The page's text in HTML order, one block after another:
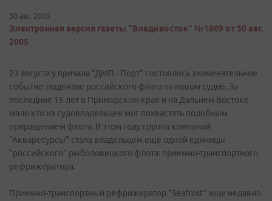
30 авг. 2005
Электронная версия газеты "Владивосток" №1809 от 30 авг.
2005
23 августа у причала "ДМП - Порт" состоялось знаменательное
событие: поднятие российского флага на новом судне. За
последние 15 лет в Приморском крае и на Дальнем Востоке
мало кто из судовладельцев мог похвастать подобным
приращением флота. В этом году группа компаний
"Акваресурсы" стала владельцем еще одной единицы
"российского" рыболовецкого флота: приемно-транспортного
рефрижератора.
Приемно-транспортный рефрижератор "Seafrost" еще недавно